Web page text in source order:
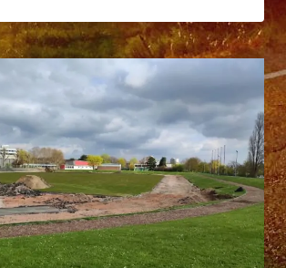
FÜR
OUTDOOR-
SPORT“:
IRONMAN
FRANKFURT
WIRD
KOMPLETT
IN
KLIMATISIERTES
MCFIT
VERLEGT